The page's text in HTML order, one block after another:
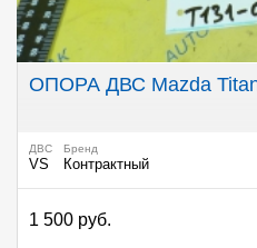
ОПОРА ДВС Mazda
ДВС
VS
Бренд
Контрактный
1 500 руб.